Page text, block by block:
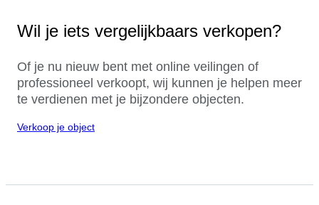
Wil je iets vergelijkbaars verkopen?
Of je nu nieuw bent met online veilingen of
professioneel verkoopt, wij kunnen je helpen meer
te verdienen met je bijzondere objecten.
Verkoop je object